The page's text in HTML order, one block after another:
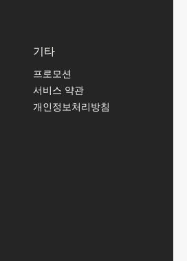
기타
프로모션
서비스 약관
개인정보처리방침